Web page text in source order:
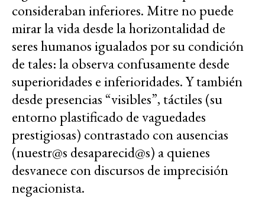
consideraban inferiores. Mitre no puede
mirar la vida desde la horizontalidad de
seres humanos igualados por su condición
de tales: la observa confusamente desde
superioridades e inferioridades. Y también
desde presencias “visibles”, táctiles (su
entorno plastificado de vaguedades
prestigiosas) contrastado con ausencias
(nuestr@s desaparecid@s) a quienes
desvanece con discursos de imprecisión
negacionista.